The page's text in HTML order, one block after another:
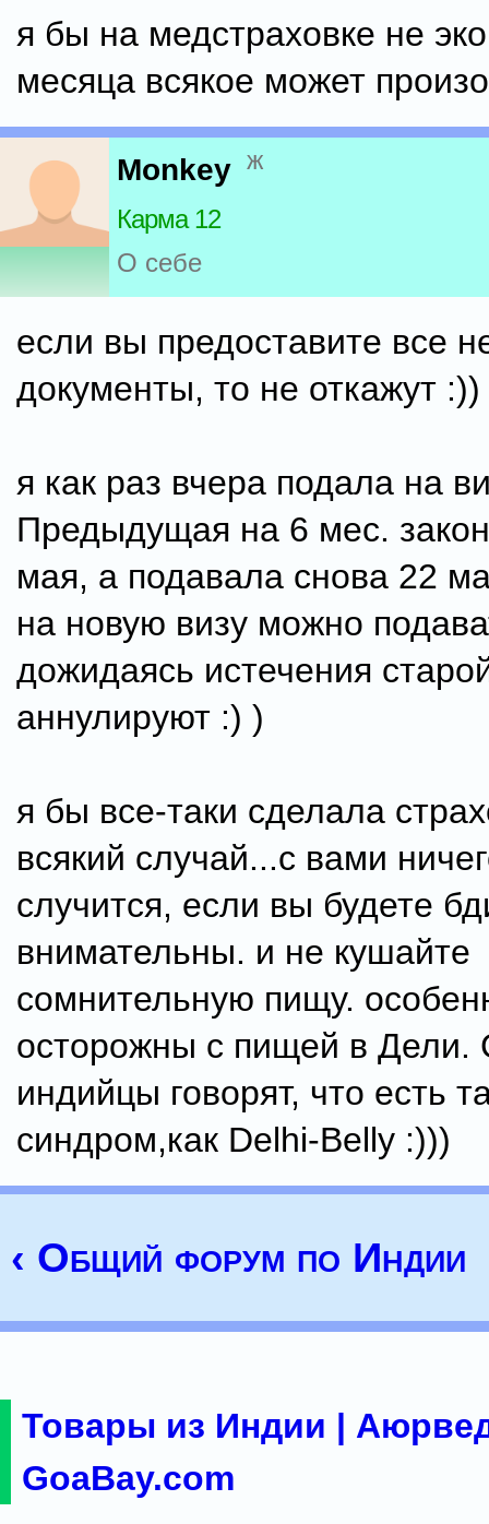
я бы на медстраховке не
месяца всякое может
Monkey ж
Карма 12
О себе
если вы предоставите все
документы, то не откажут :))
я как раз вчера подала на
Предыдущая на 6 мес.
мая, а подавала снова 22
на новую визу можно
дожидаясь истечения
аннулируют :) )
я бы все-таки сделала
всякий случай...с вами
случится, если вы будете
внимательны. и не кушайте
сомнительную пищу.
осторожны с пищей в Дели.
индийцы говорят, что есть
синдром,как Delhi-Belly :)))
‹ Общий форум по Индии
Товары из Индии |
GoaBay.com